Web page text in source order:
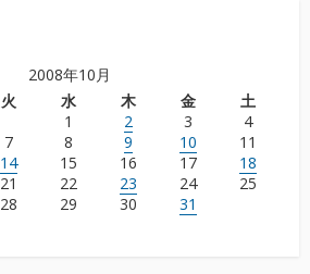
2008年10月
火 水 木 金
土
1
2 3
4
7 8 9 10
11
14 15 16 17
18
21 22 23 24
25
28 29 30
31